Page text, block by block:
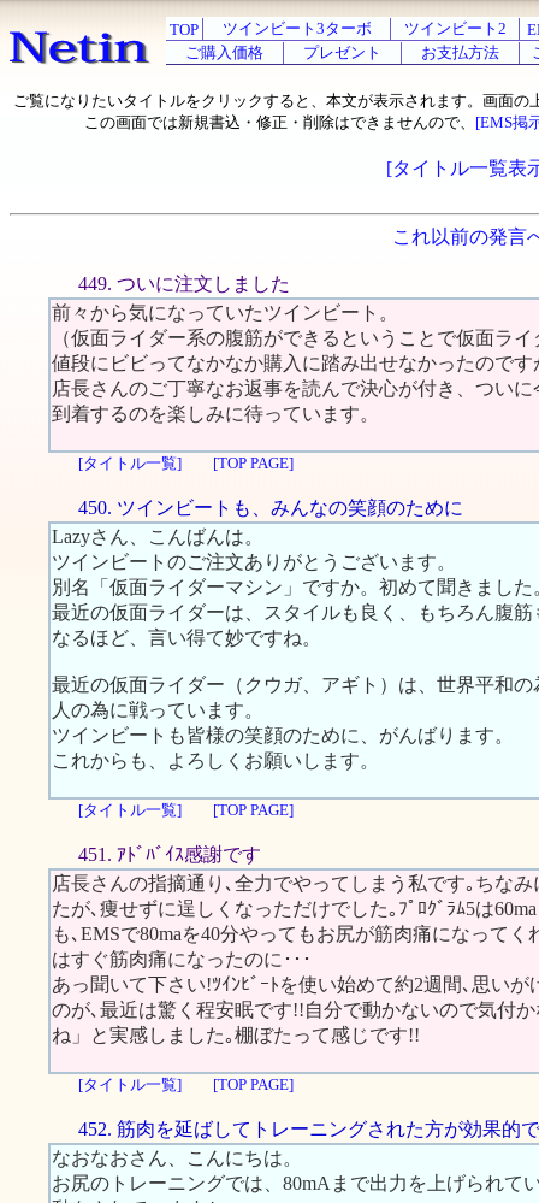
TOP ツインビート3ターボ ツインビート2
ご購入価格
プレゼント お支払方法
ご覧になりたいタイトルをクリックすると、本文が表示されます。画面の
この画面では新規書込・修正・削除はできませんので、 [EMS掲
[タイトル一覧表
これ以前の発言
449. ついに注文しました
前々から気になっていたツインビート。
（仮面ライダー系の腹筋ができるということで仮面ラ
値段にビビってなかなか購入に踏み出せなかったので
店長さんのご丁寧なお返事を読んで決心が付き、つい
到着するのを楽しみに待っています。
[タイトル一覧] [TOP PAGE]
450. ツインビートも、みんなの笑顔のために
Lazyさん、こんばんは。
ツインビートのご注文ありがとうございます。
別名「仮面ライダーマシン」ですか。初めて聞きました
最近の仮面ライダーは、スタイルも良く、もちろん腹筋
なるほど、言い得て妙ですね。
最近の仮面ライダー（クウガ、アギト）は、世界平和
人の為に戦っています。
ツインビートも皆様の笑顔のために、がんばります。
これからも、よろしくお願いします。
[タイトル一覧] [TOP PAGE]
451. ｱﾄﾞﾊﾞｲｽ感謝です
店長さんの指摘通り､全力でやってしまう私です｡ちな
たが､痩せずに逞しくなっただけでした｡ﾌﾟﾛｸﾞﾗﾑ5は
も､EMSで80maを40分やってもお尻が筋肉痛になって
はすぐ筋肉痛になったのに･･･
あっ聞いて下さい!ﾂｲﾝﾋﾞｰﾄを使い始めて約2週間､思い
のが､最近は驚く程安眠です!!自分で動かないので気付
ね」と実感しました｡棚ぼたって感じです!!
[タイトル一覧] [TOP PAGE]
452. 筋肉を延ばしてトレーニングされた方が効果的
なおなおさん、こんにちは。
お尻のトレーニングでは、80mAまで出力を上げられて